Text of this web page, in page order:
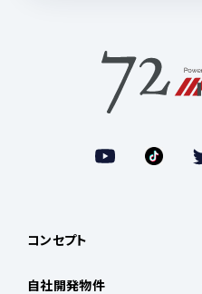
コンセプト
自社開発物件